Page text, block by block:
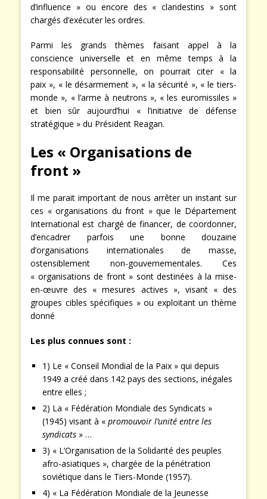
d’influence » ou encore des « clandestins » sont
chargés d’exécuter les ordres.
Parmi les grands thèmes faisant appel à la
conscience universelle et en même temps à la
responsabilité personnelle, on pourrait citer « la
paix », « le désarmement », « la sécurité », « le tiers-
monde », « l’arme à neutrons », « les euromissiles »
et bien sûr aujourd’hui « l’initiative de défense
stratégique » du Président Reagan.
Les « Organisations de
front »
Il me parait important de nous arrêter un instant sur
ces « organisations du front » que le Département
International est chargé de financer, de coordonner,
d’encadrer parfois une bonne douzaine
d’organisations internationales de masse,
ostensiblement non-gouvernementales. Ces
« organisations de front » sont destinées à la mise-
en-œuvre des « mesures actives », visant « des
groupes cibles spécifiques » ou exploitant un thème
donné
Les plus connues sont :
1) Le « Conseil Mondial de la Paix » qui depuis
1949 a créé dans 142 pays des sections, inégales
entre elles ;
2) La « Fédération Mondiale des Syndicats »
(1945) visant à « promouvoir l’unité entre les
syndicats » …
3) « L’Organisation de la Solidarité des peuples
afro-asiatiques », chargée de la pénétration
soviétique dans le Tiers-Monde (1957).
4) « La Fédération Mondiale de la Jeunesse